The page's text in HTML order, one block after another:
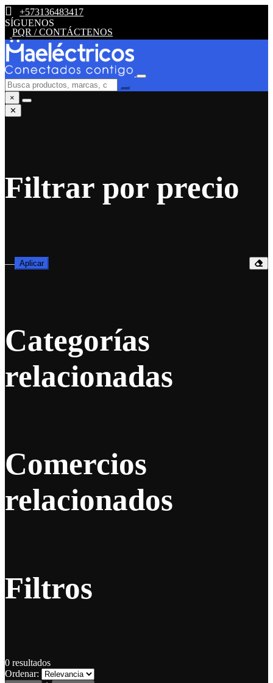
+573136483417
SÍGUENOS
PQR / CONTÁCTENOS
×
✕
Filtrar por precio
— Aplicar
Categorías
relacionadas
Comercios
relacionados
Filtros
0 resultados
Ordenar: